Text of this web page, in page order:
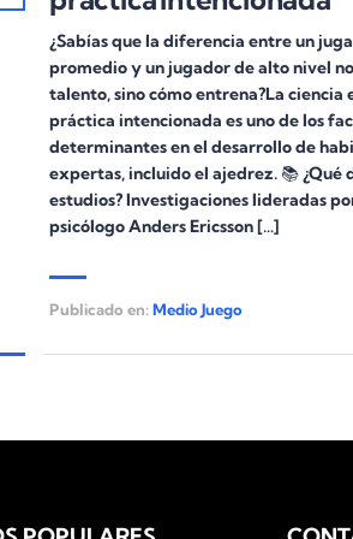
¿Sabías que la diferencia entre un
promedio y un jugador de alto nivel
talento, sino cómo entrena?La ciencia
práctica intencionada es uno de los
determinantes en el desarrollo de
expertas, incluido el ajedrez. 📚 ¿Qué
estudios? Investigaciones lideradas
psicólogo Anders Ericsson […]
Publicado en:Medio Juego